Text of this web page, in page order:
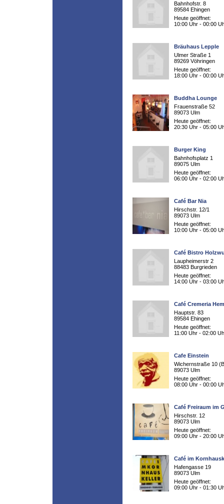
Bahnhofstr. 8
89584 Ehingen
Heute geöffnet:
10:00 Uhr - 00:00
Bräuhaus Lepple
Ulmer Straße 1
89269 Vöhringen
Heute geöffnet:
18:00 Uhr - 00:00
Buddha Lounge
Frauenstraße 52
89073 Ulm
Heute geöffnet:
20:30 Uhr - 05:00
Burger King
Bahnhofsplatz 1
89075 Ulm
Heute geöffnet:
06:00 Uhr - 02:00
Café Bar Nia
Hirschstr. 12/1
89073 Ulm
Heute geöffnet:
10:00 Uhr - 05:00
Café Bistro
Laupheimerstr 2
88483 Burgrieden
Heute geöffnet:
14:00 Uhr - 03:00
Café Cremeria
Hauptstr. 83
89584 Ehingen
Heute geöffnet:
11:00 Uhr - 02:00
Cafe Einstein
Wichernstraße 10
89073 Ulm
Heute geöffnet:
08:00 Uhr - 00:00
Café Freiraum im
Hirschstr. 12
89073 Ulm
Heute geöffnet:
09:00 Uhr - 20:00
Café im
Hafengasse 19
89073 Ulm
Heute geöffnet:
09:00 Uhr - 01:30